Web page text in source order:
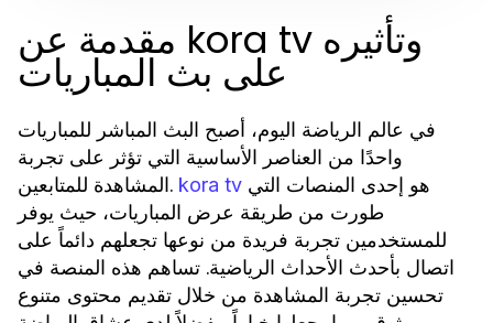
مقدمة عن kora tv وتأثيره
على بث المباريات
في عالم الرياضة اليوم، أصبح البث المباشر للمباريات
واحدًا من العناصر الأساسية التي تؤثر على تجربة
المشاهدة للمتابعين. kora tv
طورت من طريقة عرض المباريات، حيث يوفر
للمستخدمين تجربة فريدة من نوعها تجعلهم دائماً على
اتصال بأحدث الأحداث الرياضية. تساهم هذه المنصة في
تحسين تجربة المشاهدة من خلال تقديم محتوى متنوع